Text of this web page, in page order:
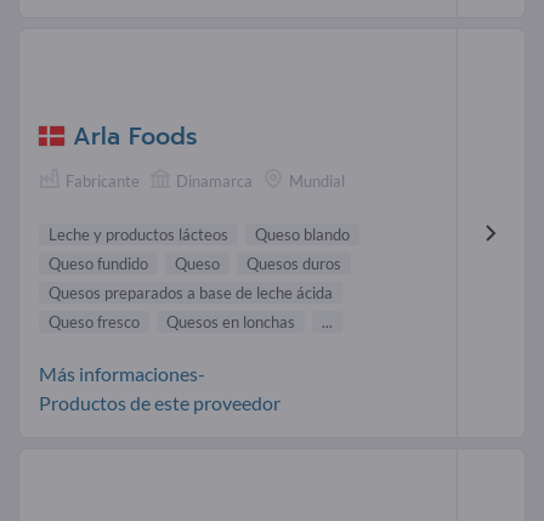
Arla Foods
Fabricante Dinamarca Mundial
Leche y productos lácteos
Queso blando
Queso fundido
Queso
Quesos duros
Quesos preparados a base de leche ácida
Queso fresco
Quesos en lonchas ...
Más informaciones-
Productos de este proveedor